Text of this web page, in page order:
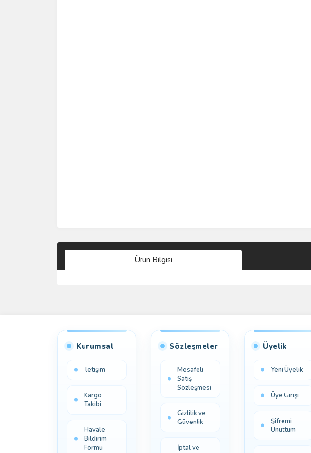
Ürün Bilgisi
Kurumsal
İletişim
Kargo
Takibi
Havale
Bildirim
Formu
Sözleşmeler
Mesafeli
Satış
Sözleşmesi
Gizlilik ve
Güvenlik
İptal ve
Üyelik
Yeni Üyelik
Üye Girişi
Şifremi
Unuttum